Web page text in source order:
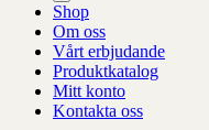
Shop
Om oss
Vårt erbjudande
Produktkatalog
Mitt konto
Kontakta oss